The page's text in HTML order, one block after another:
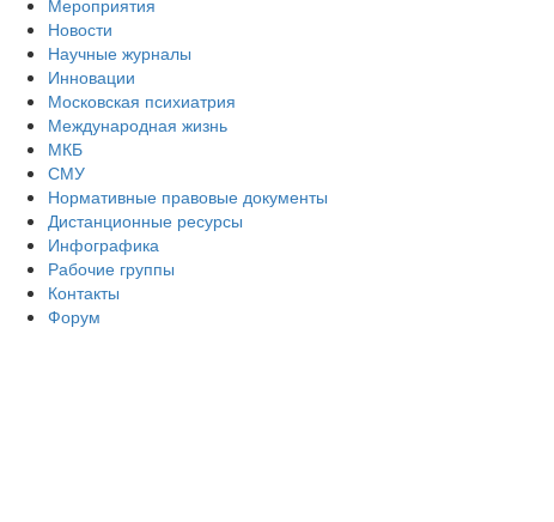
Новости
Научные журналы
Инновации
Московская психиатрия
Международная жизнь
МКБ
СМУ
Нормативные правовые документы
Дистанционные ресурсы
Инфографика
Рабочие группы
Контакты
Форум